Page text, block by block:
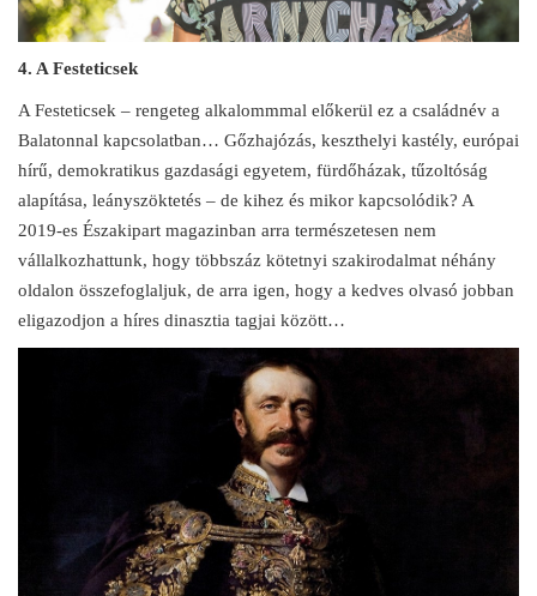
4. A Festeticsek
A Festeticsek – rengeteg alkalommmal előkerül ez a családnév a
Balatonnal kapcsolatban… Gőzhajózás, keszthelyi kastély, európai
hírű, demokratikus gazdasági egyetem, fürdőházak, tűzoltóság
alapítása, leányszöktetés – de kihez és mikor kapcsolódik? A
2019-es Északipart magazinban arra természetesen nem
vállalkozhattunk, hogy többszáz kötetnyi szakirodalmat néhány
oldalon összefoglaljuk, de arra igen, hogy a kedves olvasó jobban
eligazodjon a híres dinasztia tagjai között…